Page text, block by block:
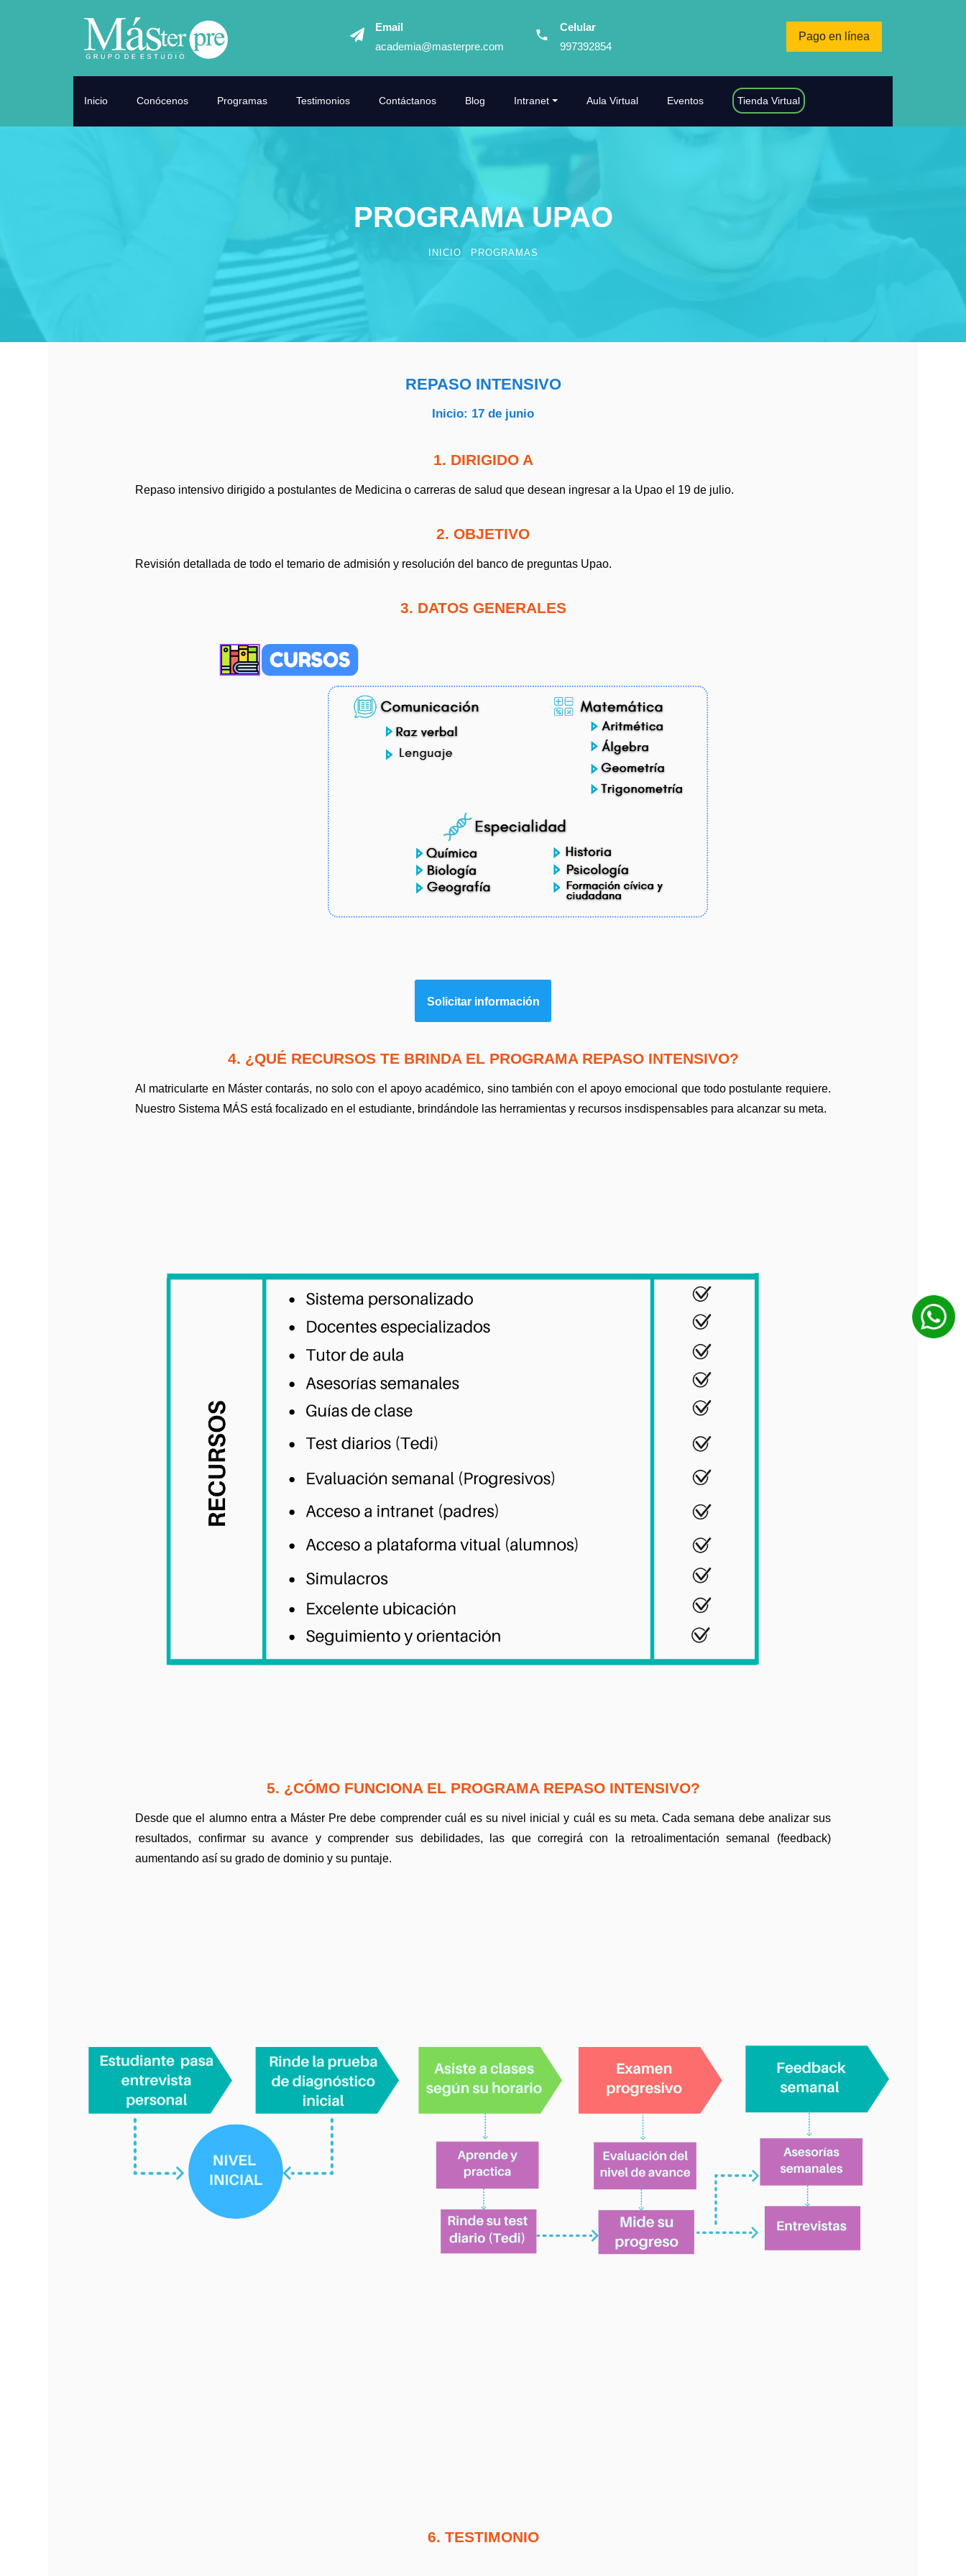
Email
academia@masterpre.com
Celular
997392854
Pago en línea
Inicio Conócenos Programas Testimonios Contáctanos Blog Intranet Aula Virtual Eventos Tienda Virtual
PROGRAMA UPAO
INICIO PROGRAMAS
REPASO INTENSIVO
Inicio: 17 de junio
1. DIRIGIDO A
Repaso intensivo dirigido a postulantes de Medicina o carreras de salud que desean ingresar a la Upao el 19 de julio.
2. OBJETIVO
Revisión detallada de todo el temario de admisión y resolución del banco de preguntas Upao.
3. DATOS GENERALES
Solicitar información
4. ¿QUÉ RECURSOS TE BRINDA EL PROGRAMA REPASO INTENSIVO?
Al matricularte en Máster contarás, no solo con el apoyo académico, sino también con el apoyo emocional que todo postulante requiere.
Nuestro Sistema MÁS está focalizado en el estudiante, brindándole las herramientas y recursos insdispensables para alcanzar su meta.
5. ¿CÓMO FUNCIONA EL PROGRAMA REPASO INTENSIVO?
Desde que el alumno entra a Máster Pre debe comprender cuál es su nivel inicial y cuál es su meta. Cada semana debe analizar sus
resultados, confirmar su avance y comprender sus debilidades, las que corregirá con la retroalimentación semanal (feedback)
aumentando así su grado de dominio y su puntaje.
6. TESTIMONIO